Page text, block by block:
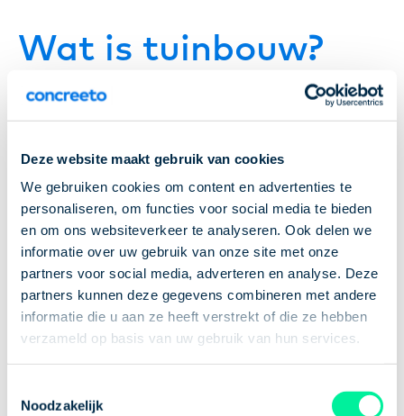
Deze website maakt gebruik van cookies
We gebruiken cookies om content en advertenties te
personaliseren, om functies voor social media te bieden
en om ons websiteverkeer te analyseren. Ook delen we
informatie over uw gebruik van onze site met onze
partners voor social media, adverteren en analyse. Deze
partners kunnen deze gegevens combineren met andere
informatie die u aan ze heeft verstrekt of die ze hebben
verzameld op basis van uw gebruik van hun services.
Noodzakelijk
Wat is tuinbouw?
Maar wat is tuinbouw precies? Bij tuinbouw moet je
bloemen, groenten en fruit. In Nederland doen we
dit vooral in kassen. Dan praten we over
glastuinbouw. Vooral in het Westland vind je veel
kassen. Wereldwijd is Nederland zelfs een van de
belangrijkste tuinbouwlanden. Het grootste deel
van alle producten die we in de kassen kweken,
exporteren we naar het buitenland.
Innovaties en